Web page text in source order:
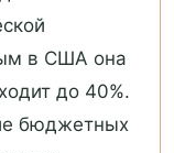
в США она
до 40%.
бюджетных